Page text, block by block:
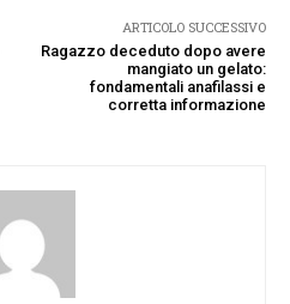
ARTICOLO SUCCESSIVO
Ragazzo deceduto dopo avere
mangiato un gelato:
fondamentali anafilassi e
corretta informazione